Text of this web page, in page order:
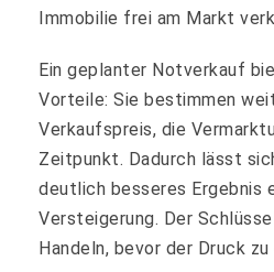
Immobilie frei am Markt
Ein geplanter Notverkauf
Vorteile: Sie bestimmen
Verkaufspreis, die
Zeitpunkt. Dadurch lässt
deutlich besseres Ergebnis
Versteigerung. Der
Handeln, bevor der Druck